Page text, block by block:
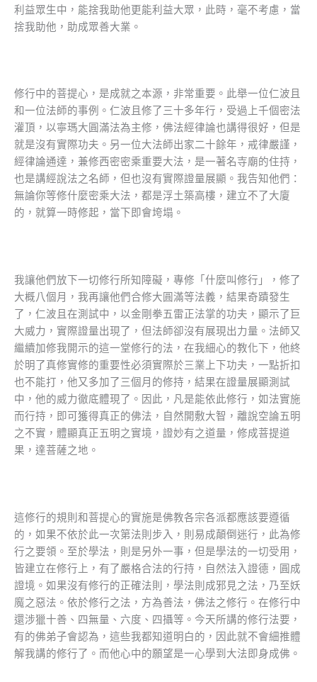
利益眾生中，能捨我助他更能利益大眾，此時，毫不考慮，當
捨我助他，助成眾善大業。
修行中的菩提心，是成就之本源，非常重要。此舉一位仁波且
和一位法師的事例。仁波且修了三十多年行，受過上千個密法
灌頂，以寧瑪大圓滿法為主修，佛法經律論也講得很好，但是
就是沒有實際功夫。另一位大法師出家二十餘年，戒律嚴謹，
經律論通達，兼修西密密乘重要大法，是一著名寺廟的住持，
也是講經說法之名師，但也沒有實際證量展顯。我告知他們：
無論你等修什麼密乘大法，都是浮土築高樓，建立不了大廈
的，就算一時修起，當下即會垮塌。
我讓他們放下一切修行所知障礙，專修「什麼叫修行」，修了
大概八個月，我再讓他們合修大圓滿等法義，結果奇蹟發生
了，仁波且在測試中，以金剛拳五雷正法掌的功夫，顯示了巨
大威力，實際證量出現了，但法師卻沒有展現出力量。法師又
繼續加修我開示的這一堂修行的法，在我細心的教化下，他終
於明了真修實修的重要性必須實際於三業上下功夫，一點折扣
也不能打，他又多加了三個月的修持，結果在證量展顯測試
中，他的威力徹底體現了。因此，凡是能依此修行，如法實施
而行持，即可獲得真正的佛法，自然開敷大智，離說空論五明
之不實，體顯真正五明之實境，證妙有之道量，修成菩提道
果，達菩薩之地。
這修行的規則和菩提心的實施是佛教各宗各派都應該要遵循
的，如果不依於此一次第法則步入，則易成顛倒迷行，此為修
行之要領。至於學法，則是另外一事，但是學法的一切受用，
皆建立在修行上，有了嚴格合法的行持，自然法入證德，圓成
證境。如果沒有修行的正確法則，學法則成邪見之法，乃至妖
魔之惡法。依於修行之法，方為善法，佛法之修行。在修行中
還涉獵十善、四無量、六度、四攝等。今天所講的修行法要，
有的佛弟子會認為，這些我都知道明白的，因此就不會細推體
解我講的修行了。而他心中的願望是一心學到大法即身成佛。